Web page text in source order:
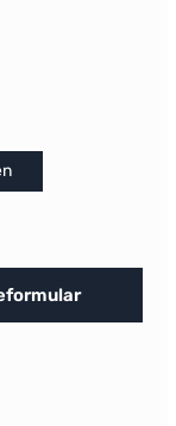
den